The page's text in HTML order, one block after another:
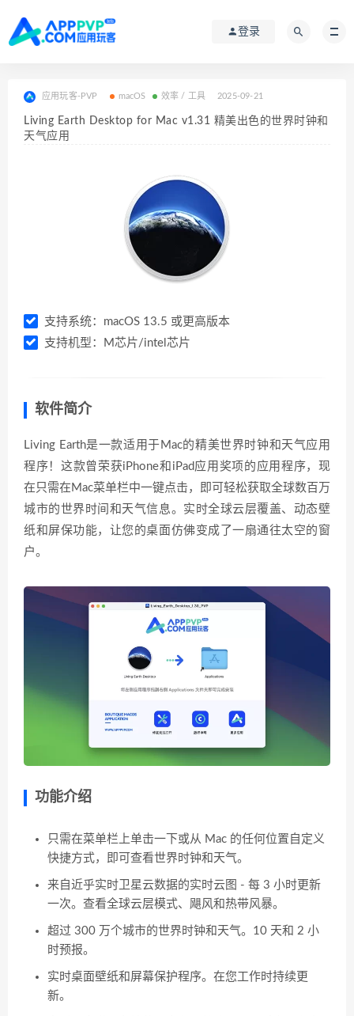
登录
应用玩客-PVP macOS 效率 / 工具 2025-09-21
Living Earth Desktop for Mac v1.31 精美出色的世界时钟和
天气应用
支持系统：macOS 13.5 或更高版本
支持机型：M芯片/intel芯片
软件简介
Living Earth是一款适用于Mac的精美世界时钟和天气应用
程序！这款曾荣获iPhone和iPad应用奖项的应用程序，现
在只需在Mac菜单栏中一键点击，即可轻松获取全球数百万
城市的世界时间和天气信息。实时全球云层覆盖、动态壁
纸和屏保功能，让您的桌面仿佛变成了一扇通往太空的窗
户。
功能介绍
只需在菜单栏上单击一下或从 Mac 的任何位置自定义
快捷方式，即可查看世界时钟和天气。
来自近乎实时卫星云数据的实时云图 - 每 3 小时更新
一次。查看全球云层模式、飓风和热带风暴。
超过 300 万个城市的世界时钟和天气。10 天和 2 小
时预报。
实时桌面壁纸和屏幕保护程序。在您工作时持续更
新。